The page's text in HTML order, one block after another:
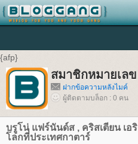
{afp}
สมาชิกหมายเลข
ฝากข้อความหลังไมค์
ผู้ติดตามบล็อก : 0 คน
บรูโน่ แฟร์นันด์ส , คริสเตียน เ
โลกที่ประเทศกาตาร์